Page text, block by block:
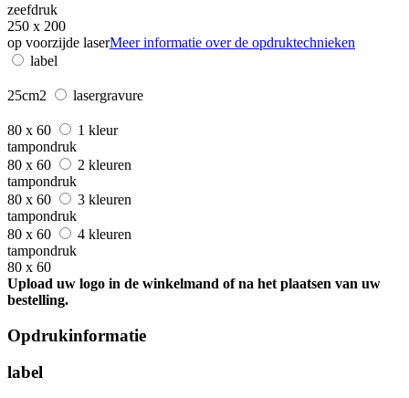
zeefdruk
250 x 200
op voorzijde laserMeer informatie over de opdruktechnieken
label
25cm2 lasergravure
80 x 60
1 kleur
tampondruk
80 x 60
2 kleuren
tampondruk
80 x 60
3 kleuren
tampondruk
80 x 60
4 kleuren
tampondruk
80 x 60
Upload uw logo in de winkelmand of na het plaatsen van uw
bestelling.
Opdrukinformatie
label